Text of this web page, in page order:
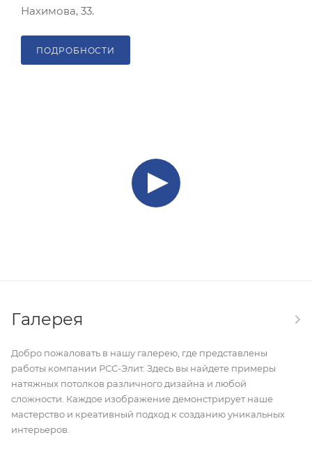
Нахимова, 33.
ПОДРОБНОСТИ
Галерея
Добро пожаловать в нашу галерею, где представлены
работы компании РСС-Элит. Здесь вы найдете примеры
натяжных потолков различного дизайна и любой
сложности. Каждое изображение демонстрирует наше
мастерство и креативный подход к созданию уникальных
интерьеров.